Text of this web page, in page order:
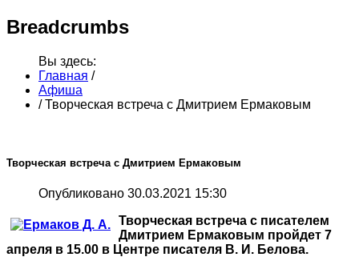
Breadcrumbs
Вы здесь:
Главная /
Афиша
/ Творческая встреча с Дмитрием Ермаковым
Творческая встреча с Дмитрием Ермаковым
Опубликовано 30.03.2021 15:30
Творческая встреча с писателем
Дмитрием Ермаковым пройдет 7
апреля в 15.00 в Центре писателя В. И. Белова.